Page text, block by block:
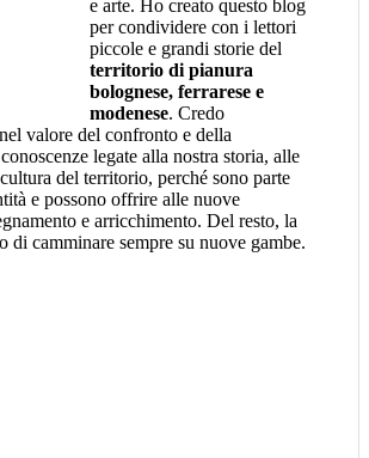
e arte. Ho creato questo blog
per condividere con i lettori
piccole e grandi storie del
territorio di pianura
bolognese, ferrarese e
modenese. Credo
valore del confronto e della
legate alla nostra storia, alle
del territorio, perché sono parte
e possono offrire alle nuove
e arricchimento. Del resto, la
di camminare sempre su nuove gambe.